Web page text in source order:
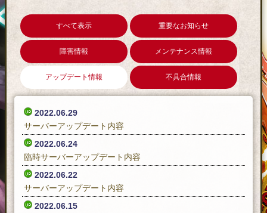
すべて表示 重要なお知らせ
障害情報 メンテナンス情報
アップデート情報 不具合情報
2022.06.29
サーバーアップデート内容
2022.06.24
臨時サーバーアップデート内容
2022.06.22
サーバーアップデート内容
2022.06.15